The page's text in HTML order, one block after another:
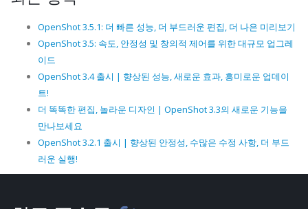
OpenShot 3.5.1: 더 빠른 성능, 더 부드러운 편집, 더 나은 미리보기
OpenShot 3.5: 속도, 안정성 및 창의적 제어를 위한 대규모 업그레
이드
OpenShot 3.4 출시 | 향상된 성능, 새로운 효과, 흥미로운 업데이
트!
더 똑똑한 편집, 놀라운 디자인 | OpenShot 3.3의 새로운 기능을
만나보세요
OpenShot 3.2.1 출시 | 향상된 안정성, 수많은 수정 사항, 더 부드
러운 실행!